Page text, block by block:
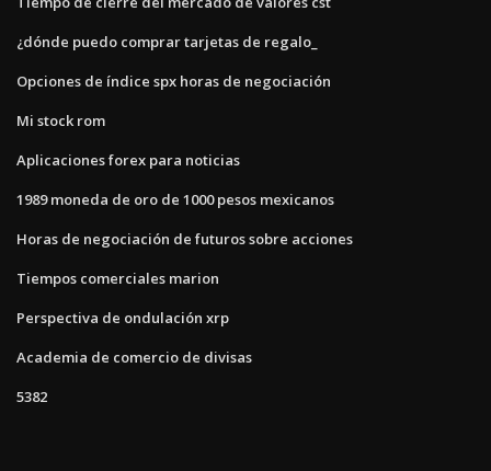
¿dónde puedo comprar tarjetas de regalo_
Opciones de índice spx horas de negociación
Mi stock rom
Aplicaciones forex para noticias
1989 moneda de oro de 1000 pesos mexicanos
Horas de negociación de futuros sobre acciones
Tiempos comerciales marion
Perspectiva de ondulación xrp
Academia de comercio de divisas
5382